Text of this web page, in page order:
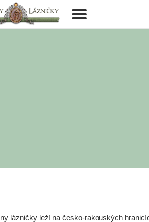
Toggle
lázničky leží na česko-rakouských